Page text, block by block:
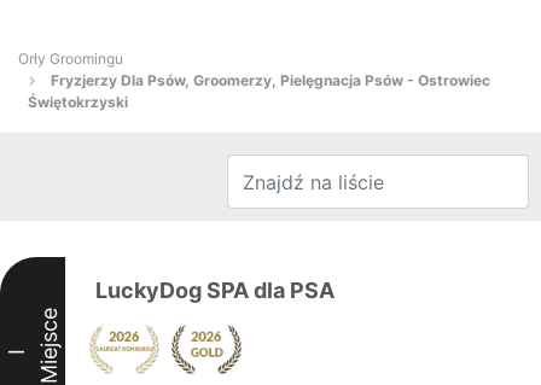
Orły Groomingu
Fryzjerzy Dla Psów, Groomerzy, Pielęgnacja Psów - Ostrowiec
Świętokrzyski
I Miejsce
LuckyDog SPA dla PSA